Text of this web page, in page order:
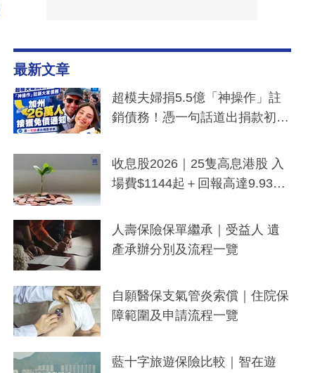
最新文章
超模夫婦捐5.5億「神操作」註
銷債務！憑一句話道出捐款初
一度被誤當詐騙手段
收息股2026｜25隻高息港股 入
場費$1144起＋回報高達9.93
人壽保險保單繼承｜受益人 遺
產承辦分別及流程一覽
自願醫保支氣管炎索償｜住院保
障範圍及申請流程一覽
藍十字旅遊保險比較｜智在遊